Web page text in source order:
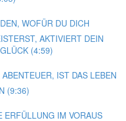
WOFÜR DU DICH
AKTIVIERT DEIN
(4:59)
IST DAS LEBEN
(9:36)
ERFÜLLUNG IM VORAUS